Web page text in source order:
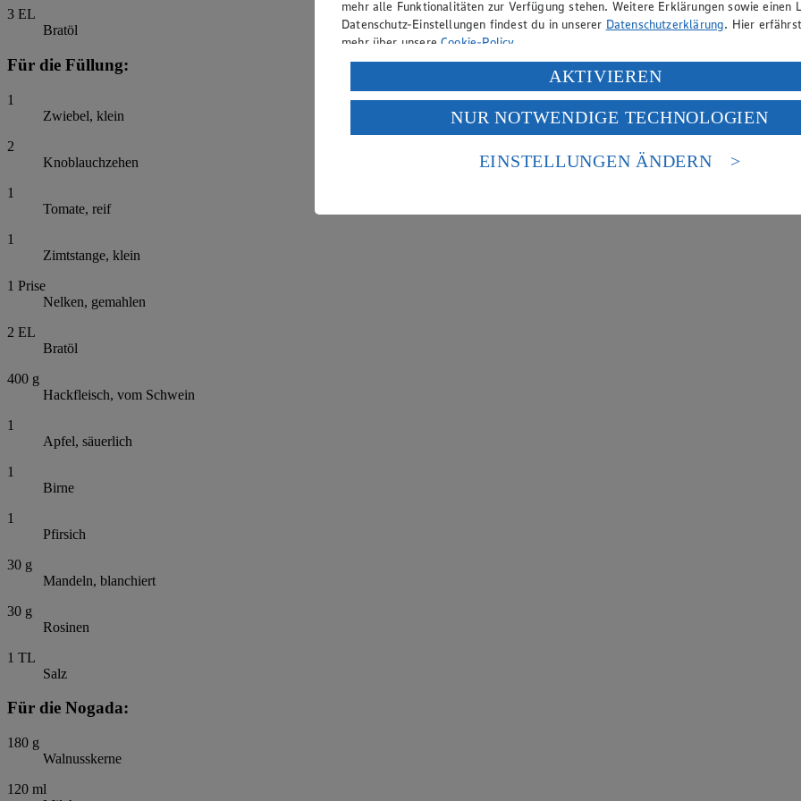
3 EL
Bratöl
Für die Füllung:
1
Zwiebel, klein
2
Knoblauchzehen
1
Tomate, reif
1
Zimtstange, klein
1 Prise
Nelken, gemahlen
2 EL
Bratöl
400 g
Hackfleisch, vom Schwein
1
Apfel, säuerlich
1
Birne
1
Pfirsich
30 g
Mandeln, blanchiert
30 g
Rosinen
1 TL
Salz
Für die Nogada:
180 g
Walnusskerne
120 ml
mehr alle Funktionalitäten zur Verfügung stehen. Weitere Erklärungen sowie einen
Datenschutz-Einstellungen findest du in unserer Datenschutzerklärung. Hier
mehr über unsereCookie-Policy.
Verarbeitung deiner personenbezogenen Daten in den USA durch Facebook und
Wenn du auf „Aktivieren“ klickst, willigst du im Sinne des Art. 49 Abs. 1 Satz 1 lit.
ein, dass deine Daten in den USA verarbeitet werden. Der EuGH sieht die USA als
einem nach europäischen Standards nicht angemessenen Datenschutzniveau an. Es
Risiko eines Zugriffs durch US-amerikanische Behörden.
AKTIVIEREN
NUR NOTWENDIGE TECHNOLOGIEN
EINSTELLUNGEN ÄNDERN